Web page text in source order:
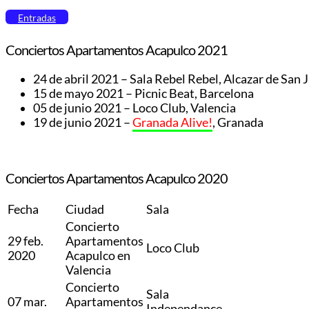
Entradas
Conciertos Apartamentos Acapulco 2021
24 de abril 2021 – Sala Rebel Rebel, Alcazar de San
15 de mayo 2021 – Picnic Beat, Barcelona
05 de junio 2021 – Loco Club, Valencia
19 de junio 2021 –Granada Alive!, Granada
Conciertos Apartamentos Acapulco 2020
Fecha Ciudad Sala
29 feb.
2020
Concierto
Apartamentos
Acapulco en
Valencia
Loco Club
07 mar.
Concierto
Apartamentos
Sala